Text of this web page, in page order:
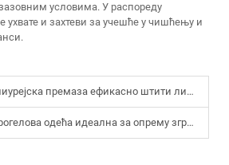
условима. У распореду
ухвате и захтеви за учешће у чишћењу и
ефикасно штити линере кревета камиона од удара и хемикалија?
идеална за опрему зграда у којима је простор за изолацију ограничен?